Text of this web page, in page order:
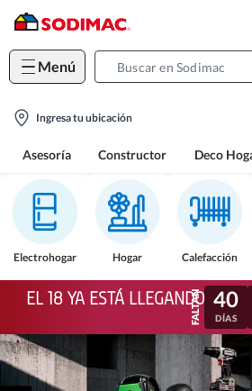
Menú
location-
Ingresa tu ubicación
Asesoría Constructor Deco
Electrohogar Hogar Calefacción
EL 18 YA ESTÁ LLEGANDO 40
DÍAS